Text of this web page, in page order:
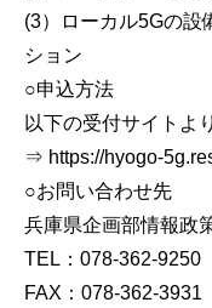
(3）ローカル5Gの設
ション
○申込方法
以下の受付サイトよ
⇒ https://hyogo-
○お問い合わせ先
兵庫県企画部情報政
TEL：078-362-9250
FAX：078-362-3931